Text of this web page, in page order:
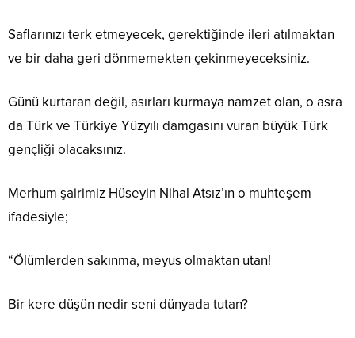
Saflarınızı terk etmeyecek, gerektiğinde ileri atılmaktan
ve bir daha geri dönmemekten çekinmeyeceksiniz.
Günü kurtaran değil, asırları kurmaya namzet olan, o asra
da Türk ve Türkiye Yüzyılı damgasını vuran büyük Türk
gençliği olacaksınız.
Merhum şairimiz Hüseyin Nihal Atsız’ın o muhteşem
ifadesiyle;
“Ölümlerden sakınma, meyus olmaktan utan!
Bir kere düşün nedir seni dünyada tutan?